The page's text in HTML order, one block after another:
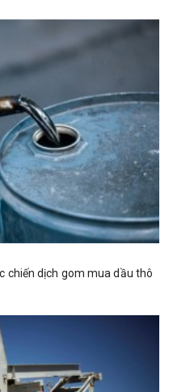
chiến dịch gom mua dầu thô